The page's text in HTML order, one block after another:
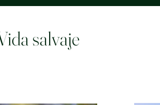
salvaje